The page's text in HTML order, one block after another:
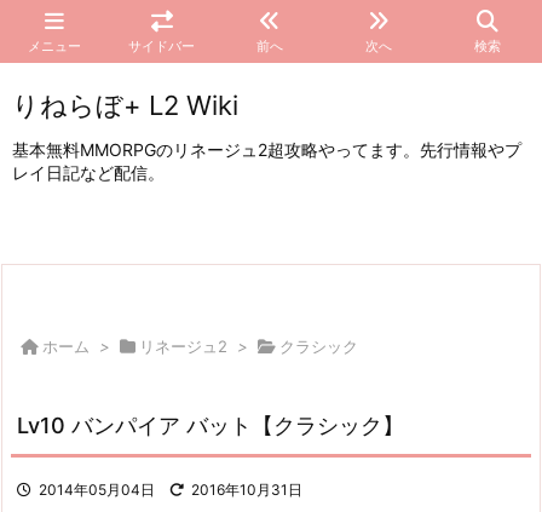
メニュー サイドバー 前へ 次へ 検索
りねらぼ+ L2 Wiki
基本無料MMORPGのリネージュ2超攻略やってます。先行情報やプ
レイ日記など配信。
ホーム > リネージュ2 > クラシック
Lv10 バンパイア バット【クラシック】
2014年05月04日 2016年10月31日